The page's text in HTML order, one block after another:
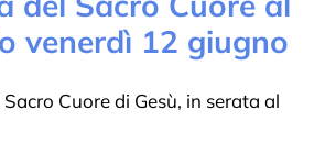
venerdì 12 giugno
Cuore di Gesù, in serata al